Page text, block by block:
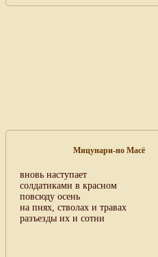
Мицунари-но Масё
вновь наступает
солдатиками в красном
повсюду осень
на пнях, стволах и травах
разъезды их и сотни